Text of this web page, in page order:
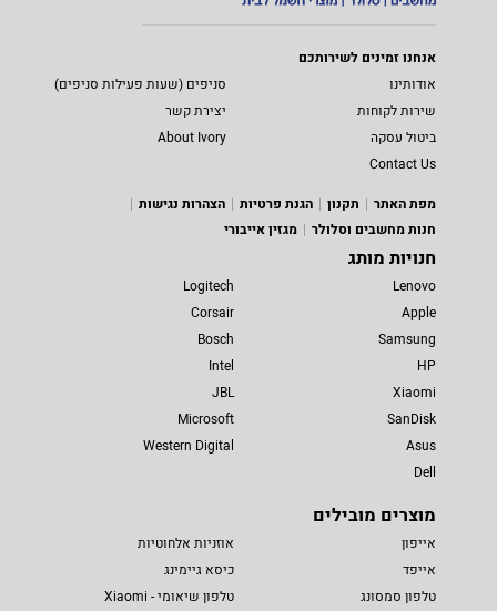
אנחנו זמינים לשירותכם
אודותינו
סניפים (שעות פעילות סניפים)
שירות לקוחות
יצירת קשר
ביטול עסקה
About Ivory
Contact Us
מפת האתר
תקנון הגנת פרטיות
הצהרות נגישות
חנות מחשבים וסלולר
מגזין אייבורי
חנויות מותג
Lenovo
Apple
Samsung
HP
Xiaomi
SanDisk
Asus
Dell
Logitech
Corsair
Bosch
Intel
JBL
Microsoft
Western Digital
מוצרים מובילים
אייפון
אייפד
טלפון סמסונג
אוזניות אלחוטיות
כיסא גיימינג
טלפון שיאומי - Xiaomi